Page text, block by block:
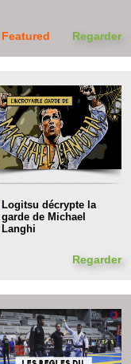
Featured Regarder
Logitsu décrypte la
garde de Michael
Langhi
Regarder